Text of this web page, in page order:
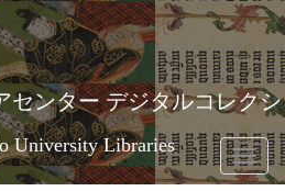
センター デジタルコレクシ
University Libraries
Toggle